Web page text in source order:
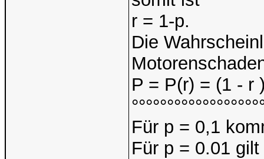
r = 1-p.
Die
P = P(r) = (1 - r
Für p = 0,1
Für p = 0.01